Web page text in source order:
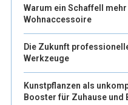
Warum ein Schaffell
Wohnaccessoire
Die Zukunft
Werkzeuge
Kunstpflanzen als
Booster für Zuhause und